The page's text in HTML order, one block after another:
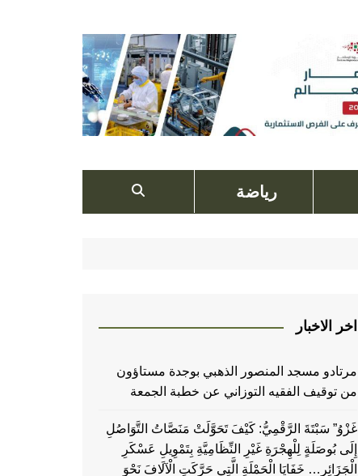
رياضة
اخر الاخبار
مرتادو مسجد المنصور الذهبي بوجدة مستاؤون
من توقيف الفقيه التوزاني عن خطبة الجمعة
غَزْوُ” سَبْتَةَ الرَّقْمِيُّ: كَيْفَ تَحَوَّلَتْ مَنَصَّاتُ التَّوَاصُلِ
إِلَى بُوصَلَةٍ لِلْهِجْرَةِ غَيْرِ النِّظَامِيَّةِ بِتَمْوِيلِ عَسْكَرِ
الْجَزَائِرِ… خَفَايَا الْحَمْلَةِ الَّتِي حَرَّكَتِ الْآلَافَ نَحْوَ